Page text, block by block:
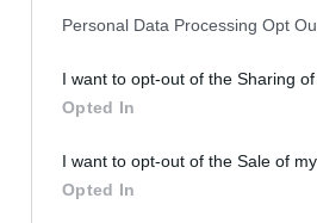
Personal Data Processing Opt
I want to opt-out of the Sharing
Opted In
I want to opt-out of the Sale of
Opted In
AI ne csupán technológiai újdonságként
felelős használatáról, 2025